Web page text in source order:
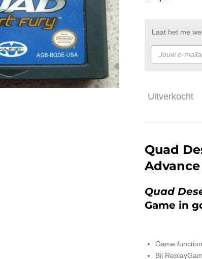
Laat het me
Uitverkocht
Quad
Quad
Game in
Game
Bij